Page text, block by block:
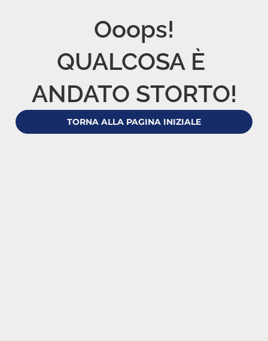
Ooops!
QUALCOSA È
ANDATO STORTO!
TORNA ALLA PAGINA INIZIALE